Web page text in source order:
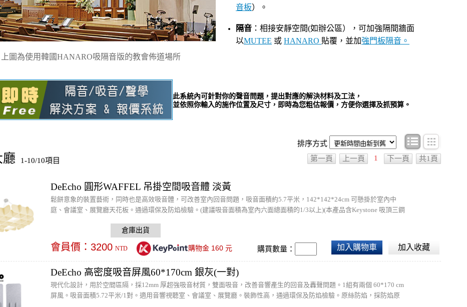
上圖為使用韓國HANARO吸隔音版的教會佈道場所
音板）。
隔音 ：相接安靜空間(如辦公區），可加強隔間牆面
以MUTEE 或 HANARO 貼覆，並加強門板隔音。
此系統內可針對你的聲音問題，提出對應的解決材料及工法，
並依照你輸入的施作位置及尺寸，即時為您粗估報價，方便你選擇及抓預算。
排序方式
條目顯示
廳 1-10/10項目 第一頁 上一頁 1 下一頁 共1頁
DeEcho 圓形WAFFEL 吊掛空間吸音體 淡黃
鬆餅意象的裝置藝術，同時也是高效吸音體，可改善室內回音問題，吸音面積約5.7平米，142*142*24cm 可懸掛於室內中
庭、會議室、展覽廳天花板。通過環保及防焰檢驗。(建議吸音面積為室內六面總面積的1/3以上)(本產品含Keystone 吸頂三鋼
會員價： 3200 NTD 購物金 160元 購買數量： 加入購物車 加入收藏
DeEcho 高密度吸音屏風60*170cm 銀灰(一對)
現代化設計，用於空間區隔，採12mm 厚超強吸音材質，雙面吸音，改善音響產生的回音及轟聲問題。1組有兩個 60*170 cm
屏風。吸音面積5.72平米/1對。適用音響視聽室、會議室、展覽廳。裝飾性高，通過環保及防焰檢驗。原絲防焰，採防焰原